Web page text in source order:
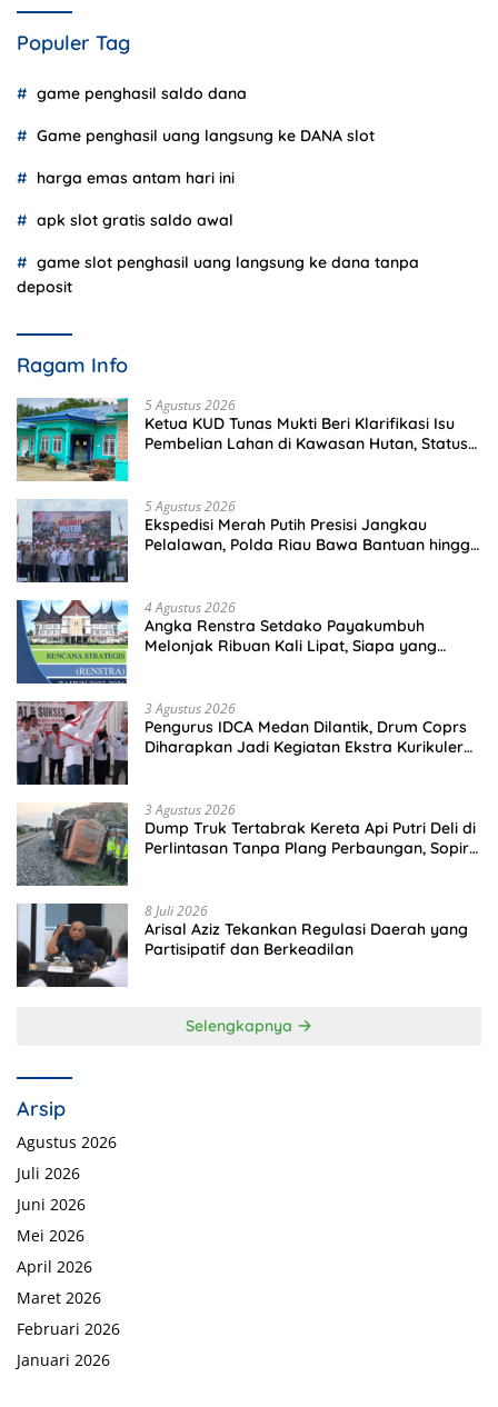
Populer Tag
game penghasil saldo dana
Game penghasil uang langsung ke DANA slot
harga emas antam hari ini
apk slot gratis saldo awal
game slot penghasil uang langsung ke dana tanpa
deposit
Ragam Info
5 Agustus 2026
Ketua KUD Tunas Mukti Beri Klarifikasi Isu
Pembelian Lahan di Kawasan Hutan, Status
5 Agustus 2026
Ekspedisi Merah Putih Presisi Jangkau
Pelalawan, Polda Riau Bawa Bantuan hingga
4 Agustus 2026
Angka Renstra Setdako Payakumbuh
Melonjak Ribuan Kali Lipat, Siapa yang
3 Agustus 2026
Pengurus IDCA Medan Dilantik, Drum Coprs
Diharapkan Jadi Kegiatan Ekstra Kurikuler
3 Agustus 2026
Dump Truk Tertabrak Kereta Api Putri Deli di
Perlintasan Tanpa Plang Perbaungan, Sopir
8 Juli 2026
Arisal Aziz Tekankan Regulasi Daerah yang
Partisipatif dan Berkeadilan
Selengkapnya
Arsip
Agustus 2026
Juli 2026
Juni 2026
Mei 2026
April 2026
Maret 2026
Februari 2026
Januari 2026